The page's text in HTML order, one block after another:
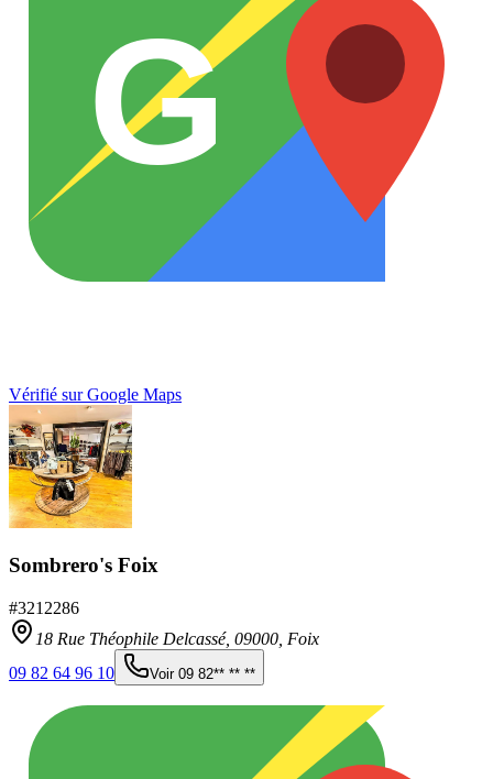
G
Vérifié sur Google Maps
Sombrero's Foix
#3212286
18 Rue Théophile Delcassé, 09000 Foix
09 82 64 96 10
Voir 09 82** ** **